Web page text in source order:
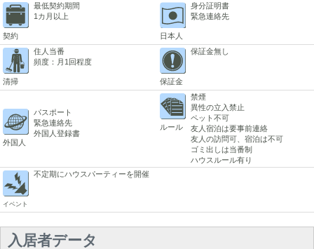
契約
最低契約期間
1カ月以上
日本人
身分証明書
緊急連絡先
清掃
住人当番
頻度：月1回程度
保証金
保証金無し
外国人
パスポート
緊急連絡先
外国人登録書
ルール
禁煙
異性の立入禁止
ペット不可
友人宿泊は要事前連絡
友人の訪問可、宿泊は不可
ゴミ出しは当番制
ハウスルール有り
イベント
不定期にハウスパーティーを開催
入居者データ